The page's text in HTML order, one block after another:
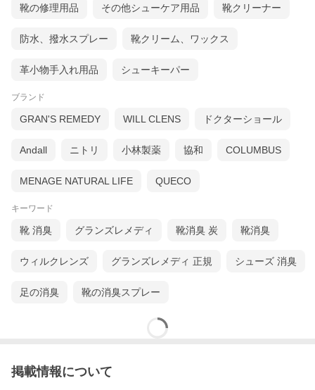
靴の修理用品 その他シューケア用品 靴クリーナー
防水、撥水スプレー 靴クリーム、ワックス
革小物手入れ用品 シューキーパー
ブランド
GRAN'S REMEDY WILL CLENS ドクターショール
Andall ニトリ 小林製薬 協和 COLUMBUS
MENAGE NATURAL LIFE QUECO
キーワード
靴 消臭 グランズレメディ 靴消臭 炭 靴消臭
ウィルクレンズ グランズレメディ 正規 シューズ 消臭
足の消臭 靴の消臭スプレー
掲載情報について